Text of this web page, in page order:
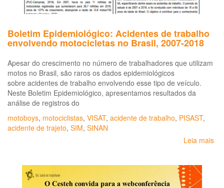
Boletim Epidemiológico: Acidentes de trabalho
envolvendo motocicletas no Brasil, 2007-2018
Apesar do crescimento no número de trabalhadores que utilizam
motos no Brasil, são raros os dados epidemiológicos
sobre acidentes de trabalho envolvendo esse tipo de veículo.
Neste Boletim Epidemiológico, apresentamos resultados da
análise de registros do
motoboys, motociclistas, VISAT, acidente de trabalho, PISAST,
acidente de trajeto, SIM, SINAN
Leia mais